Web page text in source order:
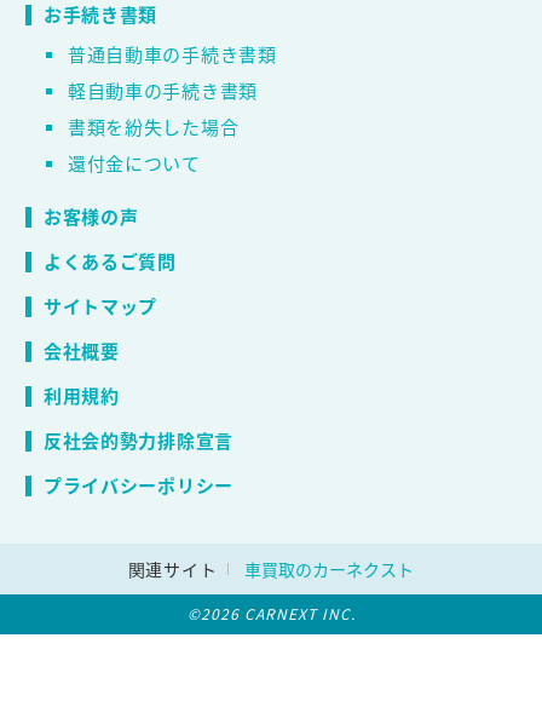
お手続き書類
普通自動車の手続き書類
軽自動車の手続き書類
書類を紛失した場合
還付金について
お客様の声
よくあるご質問
サイトマップ
会社概要
利用規約
反社会的勢力排除宣言
プライバシーポリシー
関連サイト 車買取のカーネクスト
©2026 CARNEXT INC.